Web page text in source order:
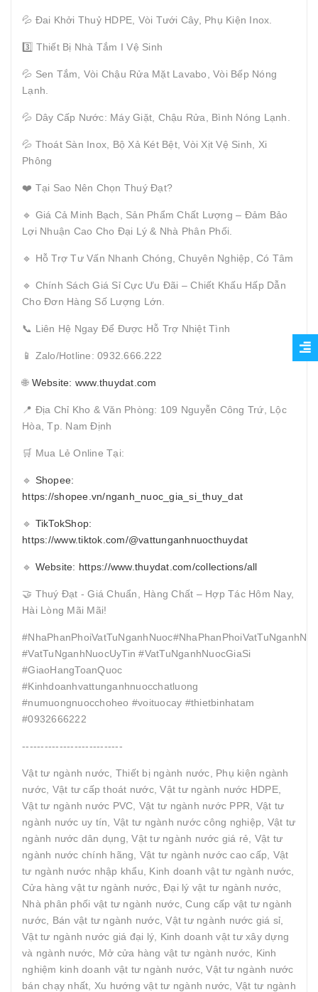
💦 Đai Khởi Thuỷ HDPE, Vòi Tưới Cây, Phụ Kiện Inox.
3️⃣ Thiết Bị Nhà Tắm I Vệ Sinh
💦 Sen Tắm, Vòi Chậu Rửa Mặt Lavabo, Vòi Bếp Nóng
Lạnh.
💦 Dây Cấp Nước: Máy Giặt, Chậu Rửa, Bình Nóng Lạnh.
💦 Thoát Sàn Inox, Bộ Xả Két Bệt, Vòi Xịt Vệ Sinh, Xi
Phông
❤️ Tại Sao Nên Chọn Thuý Đạt?
🔹 Giá Cả Minh Bạch, Sản Phẩm Chất Lượng – Đảm Bảo
Lợi Nhuận Cao Cho Đại Lý & Nhà Phân Phối.
🔹 Hỗ Trợ Tư Vấn Nhanh Chóng, Chuyên Nghiệp, Có Tâm
🔹 Chính Sách Giá Sỉ Cực Ưu Đãi – Chiết Khấu Hấp Dẫn
Cho Đơn Hàng Số Lượng Lớn.
📞 Liên Hệ Ngay Để Được Hỗ Trợ Nhiệt Tình
📱 Zalo/Hotline: 0932.666.222
🌐 Website: www.thuydat.com
📍 Địa Chỉ Kho & Văn Phòng: 109 Nguyễn Công Trứ, Lộc
Hòa, Tp. Nam Định
🛒 Mua Lẻ Online Tại:
🔹 Shopee:
https://shopee.vn/nganh_nuoc_gia_si_thuy_dat
🔹 TikTokShop:
https://www.tiktok.com/@vattunganhnuocthuydat
🔹 Website: https://www.thuydat.com/collections/all
🤝 Thuý Đạt - Giá Chuẩn, Hàng Chất – Hợp Tác Hôm Nay,
Hài Lòng Mãi Mãi!
#VatTuNganhNuocUyTin #VatTuNganhNuocGiaSi
#GiaoHangToanQuoc
#Kinhdoanhvattunganhnuocchatluong
#numuongnuocchoheo #voituocay #thietbinhatam
#0932666222
---------------------------
Vật tư ngành nước, Thiết bị ngành nước, Phụ kiện ngành
nước, Vật tư cấp thoát nước, Vật tư ngành nước HDPE,
Vật tư ngành nước PVC, Vật tư ngành nước PPR, Vật tư
ngành nước uy tín, Vật tư ngành nước công nghiệp, Vật tư
ngành nước dân dụng, Vật tư ngành nước giá rẻ, Vật tư
ngành nước chính hãng, Vật tư ngành nước cao cấp, Vật
tư ngành nước nhập khẩu, Kinh doanh vật tư ngành nước,
Cửa hàng vật tư ngành nước, Đại lý vật tư ngành nước,
Nhà phân phối vật tư ngành nước, Cung cấp vật tư ngành
nước, Bán vật tư ngành nước, Vật tư ngành nước giá sỉ,
Vật tư ngành nước giá đại lý, Kinh doanh vật tư xây dựng
và ngành nước, Mở cửa hàng vật tư ngành nước, Kinh
nghiệm kinh doanh vật tư ngành nước, Vật tư ngành nước
bán chạy nhất, Xu hướng vật tư ngành nước, Vật tư ngành